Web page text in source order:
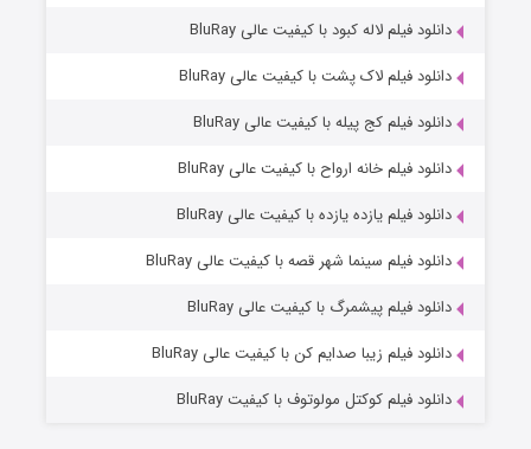
دانلود فیلم لاله کبود با کیفیت عالی BluRay
دانلود فیلم لاک پشت با کیفیت عالی BluRay
دانلود فیلم کج‌ پیله با کیفیت عالی BluRay
دانلود فیلم خانه ارواح با کیفیت عالی BluRay
دانلود فیلم یازده یازده با کیفیت عالی BluRay
دانلود فیلم سینما شهر قصه با کیفیت عالی BluRay
دانلود فیلم پیشمرگ با کیفیت عالی BluRay
دانلود فیلم زیبا صدایم کن با کیفیت عالی BluRay
دانلود فیلم کوکتل مولوتوف با کیفیت BluRay